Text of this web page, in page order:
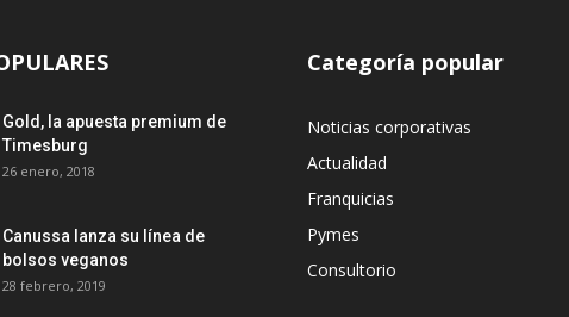
Gold, la apuesta premium de
Timesburg
26 enero, 2018
Canussa lanza su línea de
bolsos veganos
28 febrero, 2019
Categoría popular
Noticias corporativas
Actualidad
Franquicias
Pymes
Consultorio